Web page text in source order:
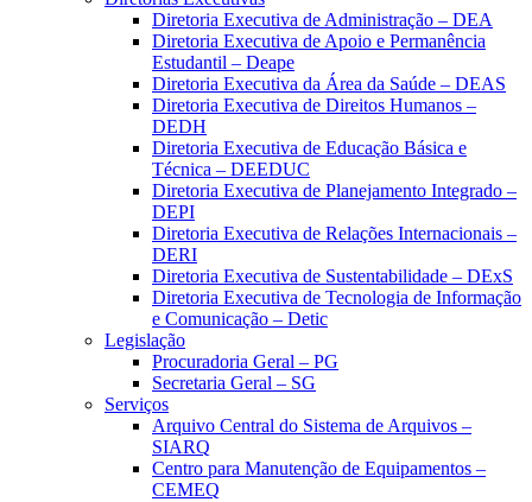
Diretoria Executiva de Administração – DEA
Diretoria Executiva de Apoio e Permanência
Estudantil – Deape
Diretoria Executiva da Área da Saúde – DEAS
Diretoria Executiva de Direitos Humanos –
DEDH
Diretoria Executiva de Educação Básica e
Técnica – DEEDUC
Diretoria Executiva de Planejamento Integrado –
DEPI
Diretoria Executiva de Relações Internacionais –
DERI
Diretoria Executiva de Sustentabilidade – DExS
Diretoria Executiva de Tecnologia de Informação
e Comunicação – Detic
Legislação
Procuradoria Geral – PG
Secretaria Geral – SG
Serviços
Arquivo Central do Sistema de Arquivos –
SIARQ
Centro para Manutenção de Equipamentos –
CEMEQ